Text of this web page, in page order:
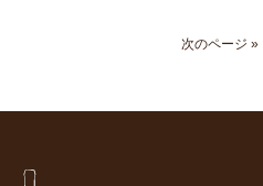
次のページ »